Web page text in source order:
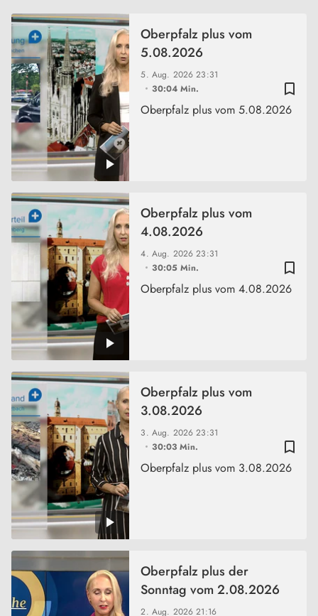
bookmark_border
5. Aug. 202623:31
30:04 Min.
Oberpfalz plus vom
5.08.2026
Oberpfalz plus vom 5.08.2026
bookmark_border
4. Aug. 202623:31
30:05 Min.
Oberpfalz plus vom
4.08.2026
Oberpfalz plus vom 4.08.2026
bookmark_border
3. Aug. 202623:31
30:03 Min.
Oberpfalz plus vom
3.08.2026
Oberpfalz plus vom 3.08.2026
2. Aug. 202621:16
Oberpfalz plus der
Sonntag vom 2.08.2026